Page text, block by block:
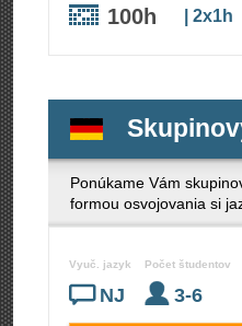
100h | 2x1h
Ponúkame Vám
formou osvojovania si
Vyuč. jazyk
NJ
Počet študentov
3-6